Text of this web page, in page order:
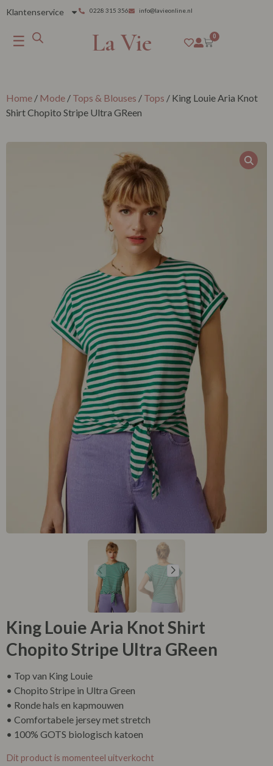
Klantenservice 0228 315 356 info@lavieonline.nl
☰ La Vie 0
Home / Mode / Tops & Blouses / Tops / King Louie Aria Knot
Shirt Chopito Stripe Ultra GReen
King Louie Aria Knot Shirt
Chopito Stripe Ultra GReen
• Top van King Louie
• Chopito Stripe in Ultra Green
• Ronde hals en kapmouwen
• Comfortabele jersey met stretch
• 100% GOTS biologisch katoen
Dit product is momenteel uitverkocht